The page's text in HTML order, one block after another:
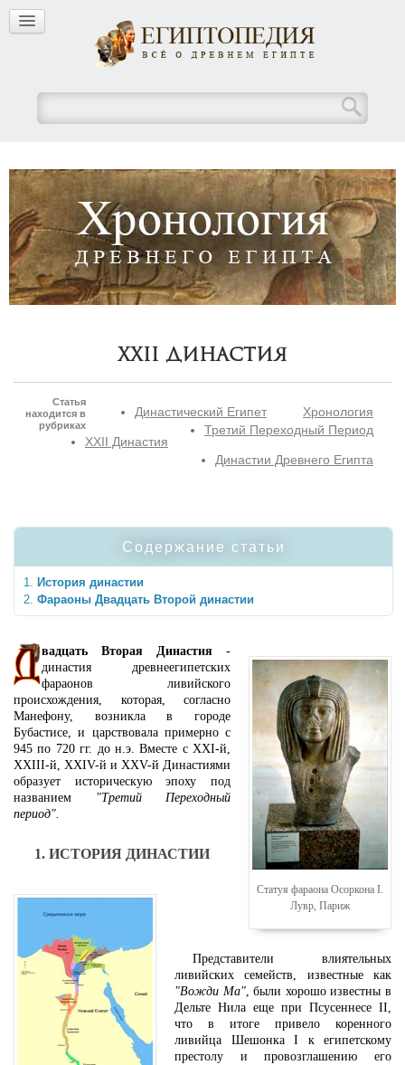
XXII Династия
Статья
находится в
рубриках
Хронология
Династический Египет
Третий Переходный Период
XXII Династия
Династии Древнего Египта
Содержание статьи
История династии
Фараоны Двадцать Второй династии
Статуя фараона Осоркона I.
Лувр, Париж
вадцать Вторая Династия -
династия древнеегипетских
фараонов ливийского
происхождения, которая, согласно
Манефону, возникла в городе
Бубастисе, и царствовала примерно с
945 по 720 гг. до н.э. Вместе с XXI-й,
XXIII-й, XXIV-й и XXV-й Династиями
образует историческую эпоху под
названием "Третий Переходный
период".
1. ИСТОРИЯ ДИНАСТИИ
Представители влиятельных
ливийских семейств, известные как
"Вожди Ма", были хорошо известны в
Дельте Нила еще при Псусеннесе II,
что в итоге привело коренного
ливийца Шешонка I к египетскому
престолу и провозглашению его